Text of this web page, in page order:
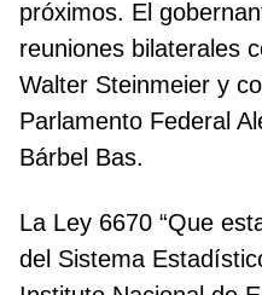
próximos. El
reuniones bilaterales
Walter Steinmeier y
Parlamento Federal
Bárbel Bas.
La Ley 6670 “Que
del Sistema